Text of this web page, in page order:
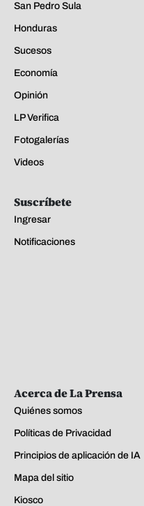
San Pedro Sula
Honduras
Sucesos
Economía
Opinión
LP Verifica
Fotogalerías
Videos
Suscríbete
Ingresar
Notificaciones
Acerca de La Prensa
Quiénes somos
Políticas de Privacidad
Principios de aplicación de IA
Mapa del sitio
Kiosco